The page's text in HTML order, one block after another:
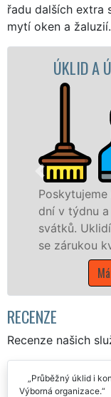
řadu dalších extra
mytí oken a žaluzií.
A ÚKLIDOVÉ
ale
i
náš servis 24
a to i během
vše, co
kvalitně
Mám zájem o úklid v
RECENZE
Recenze našich
Průběžný úklid i
Výborná organizace.